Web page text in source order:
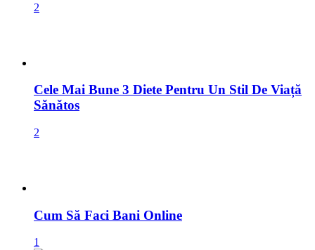
2
Cele Mai Bune 3 Diete Pentru Un Stil De Viață
Sănătos
2
Cum Să Faci Bani Online
1